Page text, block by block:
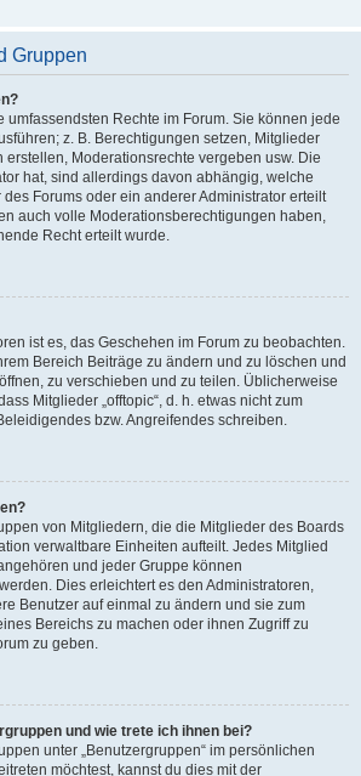
Gruppen
umfassendsten Rechte im Forum. Sie können jede
z. B. Berechtigungen setzen, Mitglieder
Moderationsrechte vergeben usw. Die
hat, sind allerdings davon abhängig, welche
Forums oder ein anderer Administrator erteilt
auch volle Moderationsberechtigungen haben,
Recht erteilt wurde.
ist es, das Geschehen im Forum zu beobachten.
Bereich Beiträge zu ändern und zu löschen und
zu verschieben und zu teilen. Üblicherweise
Mitglieder „offtopic“, d. h. etwas nicht zum
bzw. Angreifendes schreiben.
von Mitgliedern, die die Mitglieder des Boards
verwaltbare Einheiten aufteilt. Jedes Mitglied
und jeder Gruppe können
Dies erleichtert es den Administratoren,
Benutzer auf einmal zu ändern und sie zum
Bereichs zu machen oder ihnen Zugriff zu
zu geben.
und wie trete ich ihnen bei?
unter „Benutzergruppen“ im persönlichen
möchtest, kannst du dies mit der